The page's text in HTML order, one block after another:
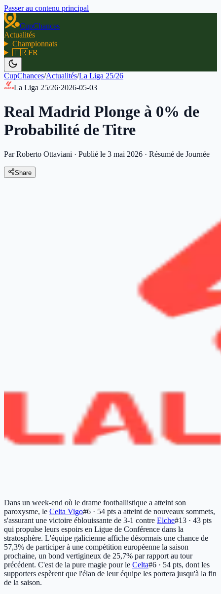
Passer au contenu principal
CupChances
Actualités
Championnats
🇫🇷FR
CupChances/Actualités/La Liga 25/26
La Liga 25/26·2026-05-03
Real Madrid Plonge à 0% de
Probabilité de Titre
Par Roberto Ottaviani · Publié le 3 mai 2026 · Résumé de Journée
Share
Dans un week-end où le drame footballistique a atteint son
paroxysme, le Celta Vigo#6 · 54 pts a atteint de nouveaux sommets,
s'assurant une victoire éblouissante de 3-1 contre Elche#13 · 43 pts
qui propulse leurs espoirs en Ligue de Conférence dans la
stratosphère. L'équipe galicienne affiche désormais une chance de
57,3% de participer à une compétition européenne la saison
prochaine, un bond vertigineux de 25,7% par rapport au tour
précédent. C'est de la pure magie pour le Celta#6 · 54 pts, dont les
supporters espèrent que l'élan de leur équipe les portera jusqu'à la fin
de la saison.